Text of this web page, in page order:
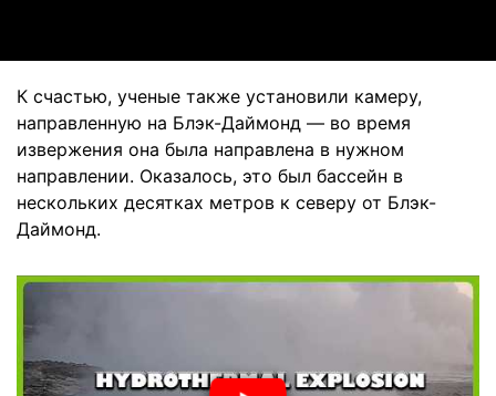
К счастью, ученые также установили камеру,
направленную на Блэк-Даймонд — во время
извержения она была направлена в нужном
направлении. Оказалось, это был бассейн в
нескольких десятках метров к северу от Блэк-
Даймонд.